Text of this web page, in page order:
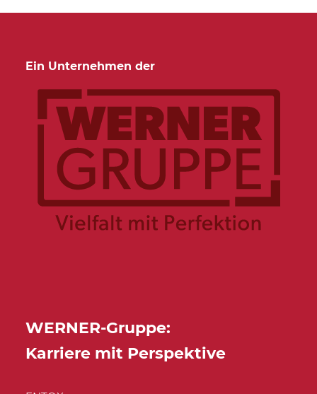
Ein Unternehmen der
WERNER-Gruppe:
Karriere mit Perspektive